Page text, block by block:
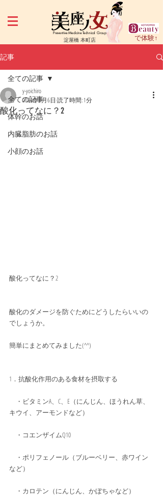
Preventive Medicine Technical Group
淀屋橋 本町店 で体験↑
記事
全ての記事
体幹のお話
内臓脂肪のお話
小顔のお話
全ての記事
酸化ってなに？2
y-yoichiro
2024年8月6日 読了時間: 1分
酸化ってなに？2
酸化のダメージを防ぐためにどうしたらいいの
でしょうか。
簡単にまとめてみました(^^)
1．抗酸化作用のある食材を摂取する
・ビタミンA、C、E（にんじん、ほうれん草、
キウイ、アーモンドなど）
・コエンザイムQ10
・ポリフェノール（ブルーベリー、赤ワイン
など）
・カロテン（にんじん、かぼちゃなど）